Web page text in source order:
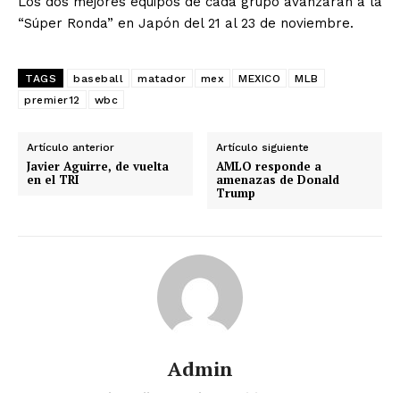
“Súper Ronda” en Japón del 21 al 23 de noviembre.
TAGS baseball matador mex MEXICO
MLB
premier12
wbc
Artículo anterior
Javier Aguirre, de vuelta
en el TRI
Artículo siguiente
AMLO responde a
amenazas de Donald
Trump
Admin